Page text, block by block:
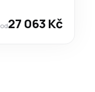
od27 063 Kč